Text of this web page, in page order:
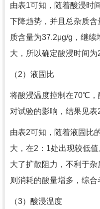
由表1可知，随着酸浸时
下降趋势，并且总杂质
质含量为37.2μg/g，继
大，所以确定酸浸时间为
（2）液固比
将酸浸温度控制在70℃，
对试验的影响，结果见表2
由表2可知，随着液固比
大，在2：1处出现较低
大了扩散阻力，不利于杂
则消耗的酸量增多，综合
（3）酸浸温度